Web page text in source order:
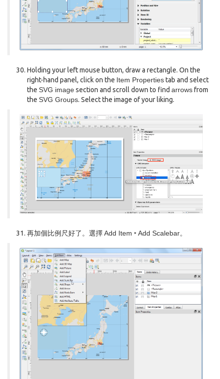
Holding your left mouse button, draw a rectangle. On the
right-hand panel, click on the Item Propertiestab and select
the SVG imagesection and scroll down to find arrowsfrom
the SVG Groups. Select the image of your liking.
再加個比例尺好了。選擇Add Item ‣ Add Scalebar。